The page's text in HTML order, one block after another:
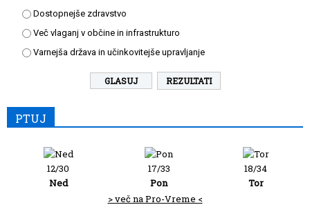
Dostopnejše zdravstvo
Več vlaganj v občine in infrastrukturo
Varnejša država in učinkovitejše upravljanje
REZULTATI
PTUJ
12/30
Ned
17/33
Pon
18/34
Tor
> več na Pro-Vreme <